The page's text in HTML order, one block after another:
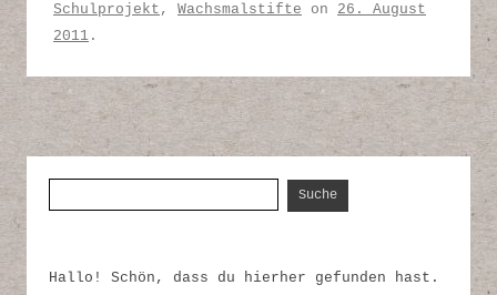
Schulprojekt , Wachsmalstifte on 26. August
2011 .
Hallo! Schön, dass du hierher gefunden hast.